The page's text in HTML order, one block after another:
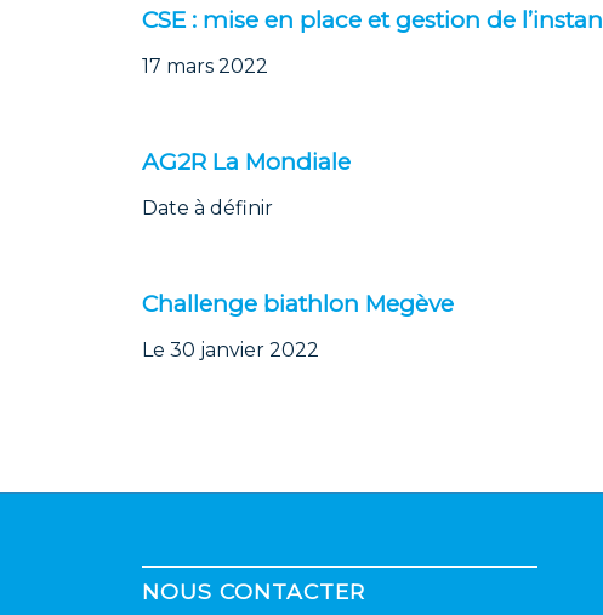
CSE : mise en place et gestion de
17 mars 2022
AG2R La Mondiale
Date à définir
Challenge biathlon Megève
Le 30 janvier 2022
NOUS CONTACTER